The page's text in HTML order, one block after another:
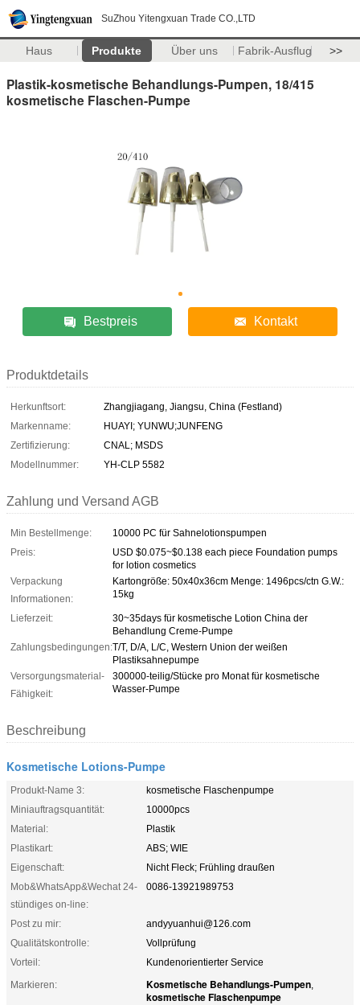
SuZhou Yitengxuan Trade CO.,LTD
Haus Produkte Über uns Fabrik-Ausflug >>
Plastik-kosmetische Behandlungs-Pumpen, 18/415
kosmetische Flaschen-Pumpe
Bestpreis Kontakt
Produktdetails
Herkunftsort:
Zhangjiagang, Jiangsu, China (Festland)
Markenname:
HUAYI; YUNWU;JUNFENG
Zertifizierung:
CNAL; MSDS
Modellnummer:
YH-CLP 5582
Zahlung und Versand AGB
Min Bestellmenge:
10000 PC für Sahnelotionspumpen
Preis:
USD $0.075~$0.138 each piece Foundation pumps
for lotion cosmetics
Verpackung
Informationen:
Kartongröße: 50x40x36cm Menge: 1496pcs/ctn G.W.:
15kg
Lieferzeit:
30~35days für kosmetische Lotion China der
Behandlung Creme-Pumpe
Zahlungsbedingungen:T/T, D/A, L/C, Western Union der weißen
Plastiksahnepumpe
Versorgungsmaterial-
Fähigkeit:
300000-teilig/Stücke pro Monat für kosmetische
Wasser-Pumpe
Beschreibung
Kosmetische Lotions-Pumpe
Produkt-Name 3:
kosmetische Flaschenpumpe
Miniauftragsquantität:
10000pcs
Material:
Plastik
Plastikart:
ABS; WIE
Eigenschaft:
Nicht Fleck; Frühling draußen
Mob&WhatsApp&Wechat 24-
stündiges on-line:
0086-13921989753
Post zu mir:
andyyuanhui@126.com
Qualitätskontrolle:
Vollprüfung
Vorteil:
Kundenorientierter Service
Markieren:
Kosmetische Behandlungs-Pumpen,
kosmetische Flaschenpumpe